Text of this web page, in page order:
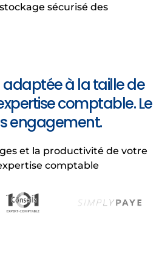
sécurisé des
adaptée à la taille de
comptable. Le
engagement.
et la productivité de votre
comptable